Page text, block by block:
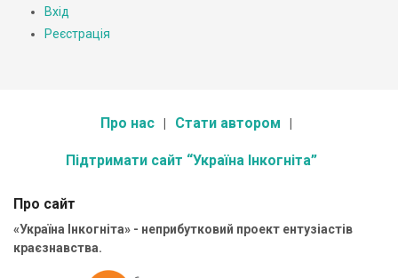
Вхід
Реєстрація
Про нас Стати автором
Підтримати сайт “Україна Інкогніта”
Про сайт
«Україна Інкогніта» - неприбутковий проект ентузіастів
краєзнавства.